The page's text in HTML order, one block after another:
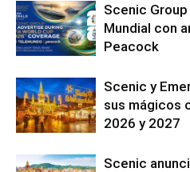
Scenic
Mundial con
Peacock
Scenic y
sus mágicos
2026 y 2027
Scenic